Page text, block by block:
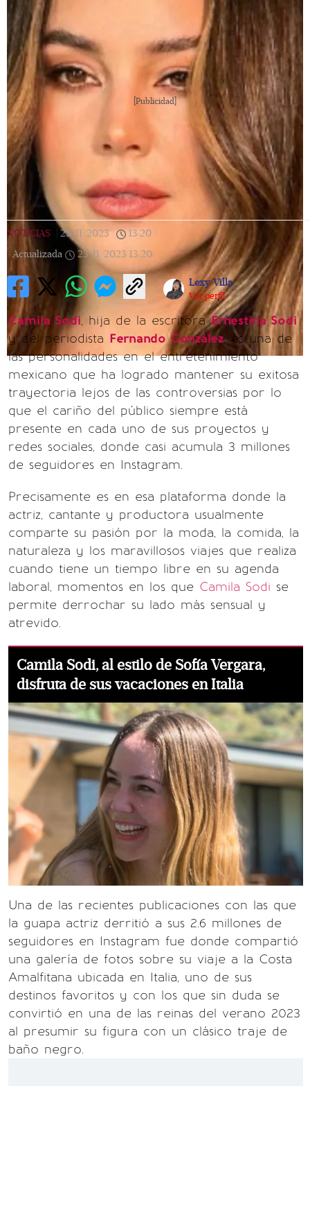
[Publicidad]
NOTICIAS 23/11/2023 13:20
Actualizada
23/11/2023 13:20
Lexy Villa
Ver perfil
Camila Sodi, hija de la escritoraErnestina Sodi
y del periodista Fernando González, es una de
las personalidades en el entretenimiento
mexicano que ha logrado mantener su exitosa
trayectoria lejos de las controversias por lo
que el cariño del público siempre está
presente en cada uno de sus proyectos y
redes sociales, donde casi acumula 3 millones
de seguidores en Instagram.
Precisamente es en esa plataforma donde la
actriz, cantante y productora usualmente
comparte su pasión por la moda, la comida, la
naturaleza y los maravillosos viajes que realiza
cuando tiene un tiempo libre en su agenda
laboral, momentos en los que Camila Sodi se
permite derrochar su lado más sensual y
atrevido.
Camila Sodi, al estilo de Sofía Vergara,
disfruta de sus vacaciones en Italia
Una de las recientes publicaciones con las que
la guapa actriz derritió a sus 2.6 millones de
seguidores en Instagram fue donde compartió
una galería de fotos sobre su viaje a la Costa
Amalfitana ubicada en Italia, uno de sus
destinos favoritos y con los que sin duda se
convirtió en una de las reinas del verano 2023
al presumir su figura con un clásico traje de
baño negro.